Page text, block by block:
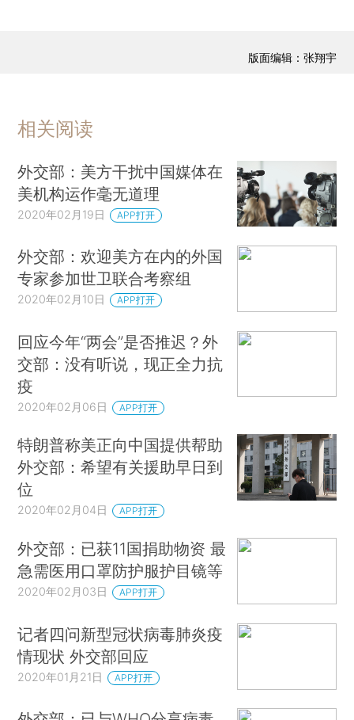
版面编辑：张翔宇
相关阅读
外交部：美方干扰中国媒体在
美机构运作毫无道理
2020年02月19日 APP打开
外交部：欢迎美方在内的外国
专家参加世卫联合考察组
2020年02月10日 APP打开
回应今年“两会”是否推迟？外
交部：没有听说，现正全力抗
疫
2020年02月06日 APP打开
特朗普称美正向中国提供帮助
外交部：希望有关援助早日到
位
2020年02月04日 APP打开
外交部：已获11国捐助物资 最
急需医用口罩防护服护目镜等
2020年02月03日 APP打开
记者四问新型冠状病毒肺炎疫
情现状 外交部回应
2020年01月21日 APP打开